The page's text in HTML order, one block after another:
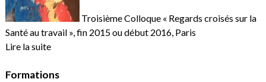
Troisième Colloque « Regards croisés sur la
Santé au travail », fin 2015 ou début 2016, Paris
Lire la suite
Formations